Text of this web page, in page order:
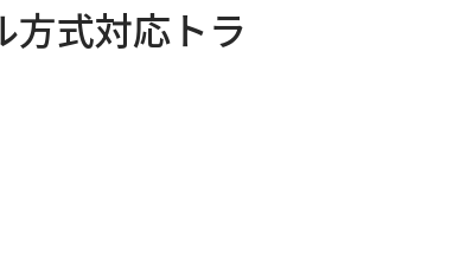
方式対応トラ